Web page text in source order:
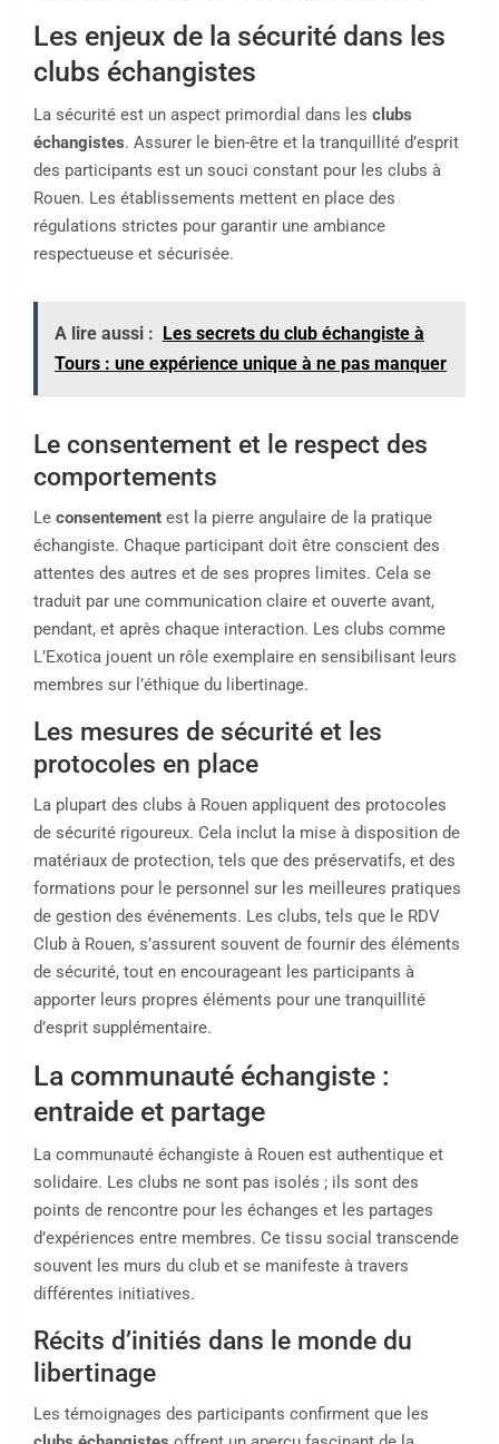
Les enjeux de la sécurité dans les
clubs échangistes
La sécurité est un aspect primordial dans les clubs
échangistes. Assurer le bien-être et la tranquillité d’esprit
des participants est un souci constant pour les clubs à
Rouen. Les établissements mettent en place des
régulations strictes pour garantir une ambiance
respectueuse et sécurisée.
A lire aussi :
Les secrets du club échangiste à
Tours : une expérience unique à ne pas manquer
Le consentement et le respect des
comportements
Le consentement est la pierre angulaire de la pratique
échangiste. Chaque participant doit être conscient des
attentes des autres et de ses propres limites. Cela se
traduit par une communication claire et ouverte avant,
pendant, et après chaque interaction. Les clubs comme
L’Exotica jouent un rôle exemplaire en sensibilisant leurs
membres sur l’éthique du libertinage.
Les mesures de sécurité et les
protocoles en place
La plupart des clubs à Rouen appliquent des protocoles
de sécurité rigoureux. Cela inclut la mise à disposition de
matériaux de protection, tels que des préservatifs, et des
formations pour le personnel sur les meilleures pratiques
de gestion des événements. Les clubs, tels que le RDV
Club à Rouen, s’assurent souvent de fournir des éléments
de sécurité, tout en encourageant les participants à
apporter leurs propres éléments pour une tranquillité
d’esprit supplémentaire.
La communauté échangiste :
entraide et partage
La communauté échangiste à Rouen est authentique et
solidaire. Les clubs ne sont pas isolés ; ils sont des
points de rencontre pour les échanges et les partages
d’expériences entre membres. Ce tissu social transcende
souvent les murs du club et se manifeste à travers
différentes initiatives.
Récits d’initiés dans le monde du
libertinage
Les témoignages des participants confirment que les